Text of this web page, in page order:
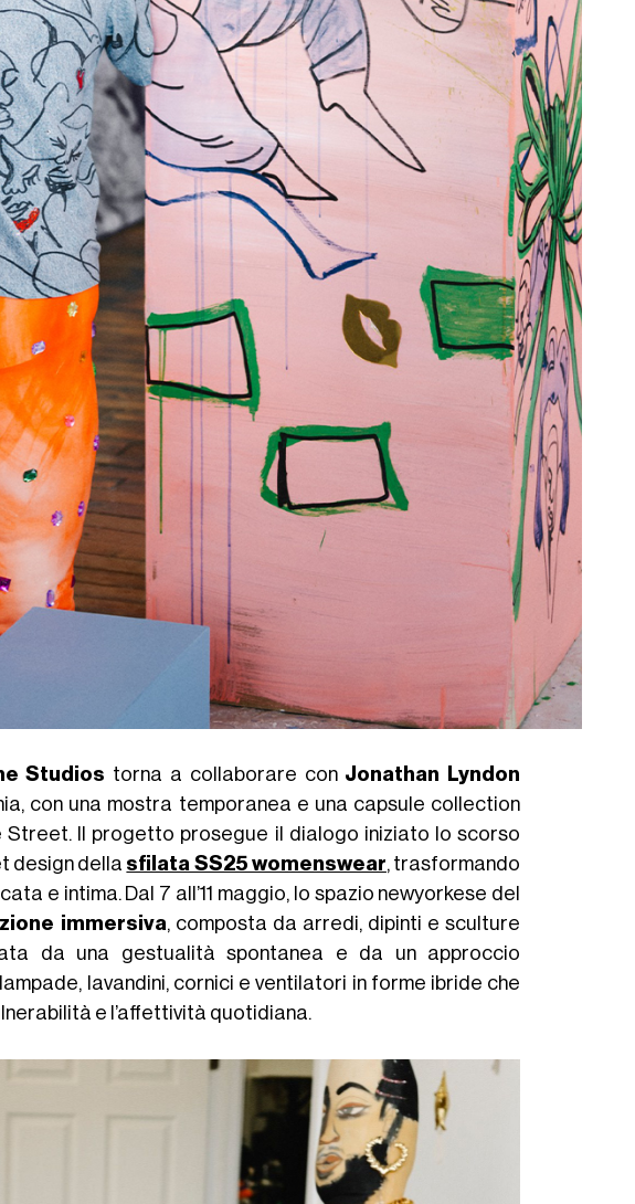
Studios torna a collaborare con Jonathan Lyndon
con una mostra temporanea e una capsule collection
Il progetto prosegue il dialogo iniziato lo scorso
design della sfilata SS25 womenswear, trasformando
e intima. Dal 7 all’11 maggio, lo spazio newyorkese del
immersiva, composta da arredi, dipinti e sculture
da una gestualità spontanea e da un approccio
lavandini, cornici e ventilatori in forme ibride che
e l’affettività quotidiana.